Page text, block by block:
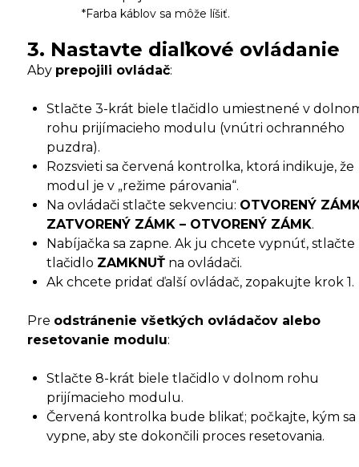
*Farba káblov sa môže líšiť.
3. Nastavte diaľkové ovládanie
Aby prepojili ovládač:
Stlačte 3-krát biele tlačidlo umiestnené v
rohu prijímacieho modulu (vnútri ochranného
puzdra).
Rozsvieti sa červená kontrolka, ktorá indikuje, že
modul je v „režime párovania“.
Na ovládači stlačte sekvenciu: OTVORENÝ
ZATVORENÝ ZÁMK – OTVORENÝ ZÁMK.
Nabíjačka sa zapne. Ak ju chcete vypnúť, stlačte
tlačidlo ZAMKNUŤ na ovládači.
Ak chcete pridať ďalší ovládač, zopakujte krok 1.
Pre odstránenie všetkých ovládačov alebo
resetovanie modulu:
Stlačte 8-krát biele tlačidlo v dolnom rohu
prijímacieho modulu.
Červená kontrolka bude blikať; počkajte, kým sa
vypne, aby ste dokončili proces resetovania.